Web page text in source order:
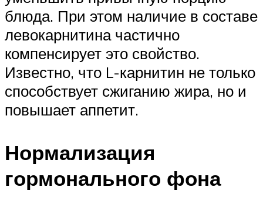
блюда. При этом наличие в составе
левокарнитина частично
компенсирует это свойство.
Известно, что L-карнитин не только
способствует сжиганию жира, но и
повышает аппетит.
Нормализация
гормонального фона